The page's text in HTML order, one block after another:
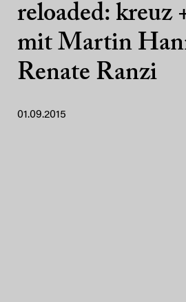
reloaded: kreuz
mit Martin
Renate Ranzi
01.09.2015